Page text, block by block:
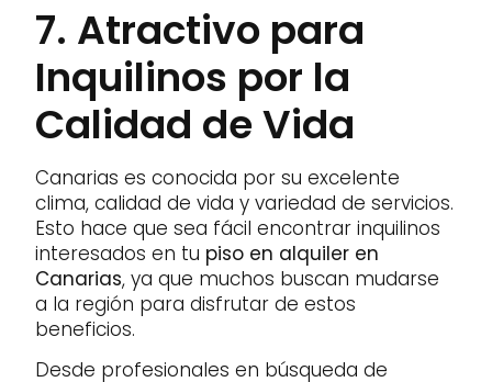
7. Atractivo para
Inquilinos por la
Calidad de Vida
Canarias es conocida por su excelente
clima, calidad de vida y variedad de servicios.
Esto hace que sea fácil encontrar inquilinos
interesados en tu piso en alquiler en
Canarias, ya que muchos buscan mudarse
a la región para disfrutar de estos
beneficios.
Desde profesionales en búsqueda de